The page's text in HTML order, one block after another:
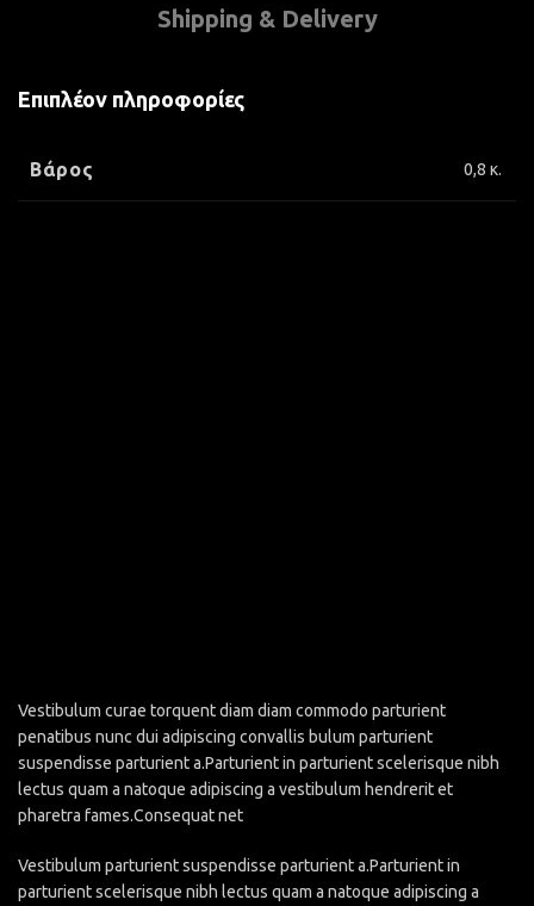
Shipping & Delivery
Επιπλέον πληροφορίες
Βάρος 0,8 κ.
Vestibulum curae torquent diam diam commodo parturient
penatibus nunc dui adipiscing convallis bulum parturient
suspendisse parturient a.Parturient in parturient scelerisque nibh
lectus quam a natoque adipiscing a vestibulum hendrerit et
pharetra fames.Consequat net
Vestibulum parturient suspendisse parturient a.Parturient in
parturient scelerisque nibh lectus quam a natoque adipiscing a